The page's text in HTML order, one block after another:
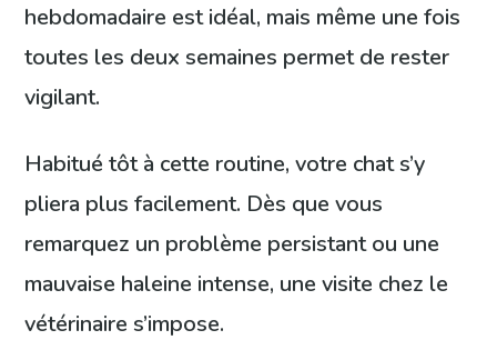
hebdomadaire est idéal, mais même une fois
toutes les deux semaines permet de rester
vigilant.
Habitué tôt à cette routine, votre chat s’y
pliera plus facilement. Dès que vous
remarquez un problème persistant ou une
mauvaise haleine intense, une visite chez le
vétérinaire s’impose.